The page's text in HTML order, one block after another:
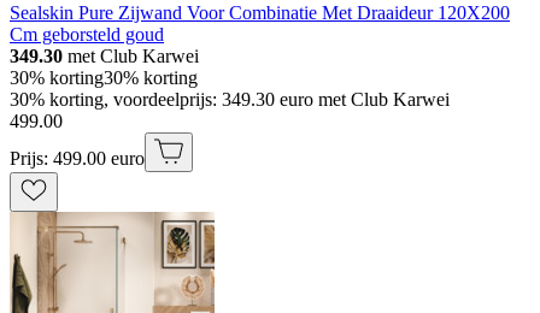
Sealskin Pure Zijwand Voor Combinatie Met Draaideur 120X200
Cm geborsteld goud
349.30 met Club Karwei
30% korting30% korting
30% korting, voordeelprijs: 349.30 euro met Club Karwei
499.00
Prijs: 499.00 euro